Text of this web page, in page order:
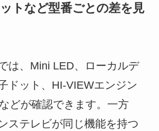
トなど型番ごとの差を見
は、Mini LED、ローカルデ
ドット、HI-VIEWエンジン
どが確認できます。一方
ステレビが同じ機能を持つ